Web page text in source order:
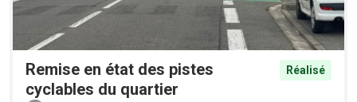
Remise en état des pistes
cyclables du quartier
Réalisé